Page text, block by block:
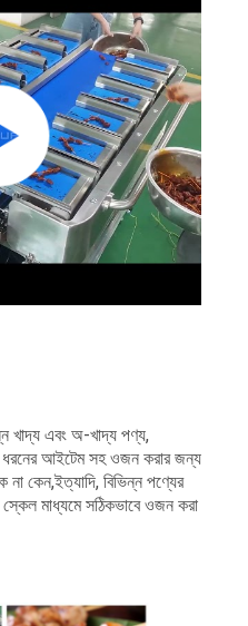
খাদ্য এবং অ-খাদ্য পণ্য,
আইটেম সহ ওজন করার জন্য
কেন,ইত্যাদি, বিভিন্ন পণ্যের
স্কেল মাধ্যমে সঠিকভাবে ওজন করা